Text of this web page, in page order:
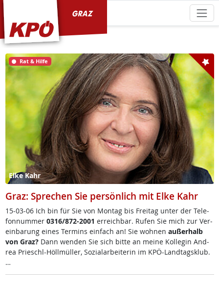
Rat & Hilfe
Elke Kahr
Graz: Sprechen Sie persönlich mit Elke Kahr
15-03-06 Ich bin für Sie von Mon­tag bis Frei­tag un­ter der Te­le­
fon­num­mer 0316/872-2001 er­reich­bar. Ru­fen Sie mich zur Ve­r­
ein­ba­rung ei­nes Ter­mins ein­fach an! Sie woh­nen au­ßer­halb
von Graz?Dann wen­den Sie sich bit­te an mei­ne Kol­le­gin And­
rea Prie­schl-Höll­mül­ler, So­zial­ar­bei­te­rin im KPÖ-Land­tags­klub.
…